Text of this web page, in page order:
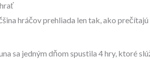
hráčov prehliada len tak, ako
sa jedným dňom spustila 4 hry, ktoré